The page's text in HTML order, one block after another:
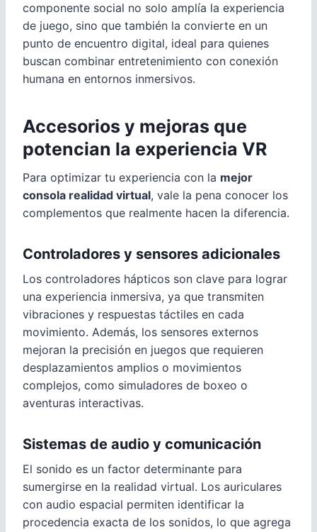
componente social no solo amplía la experiencia
de juego, sino que también la convierte en un
punto de encuentro digital, ideal para quienes
buscan combinar entretenimiento con conexión
humana en entornos inmersivos.
Accesorios y mejoras que
potencian la experiencia VR
Para optimizar tu experiencia con la mejor
consola realidad virtual, vale la pena conocer los
complementos que realmente hacen la diferencia.
Controladores y sensores adicionales
Los controladores hápticos son clave para lograr
una experiencia inmersiva, ya que transmiten
vibraciones y respuestas táctiles en cada
movimiento. Además, los sensores externos
mejoran la precisión en juegos que requieren
desplazamientos amplios o movimientos
complejos, como simuladores de boxeo o
aventuras interactivas.
Sistemas de audio y comunicación
El sonido es un factor determinante para
sumergirse en la realidad virtual. Los auriculares
con audio espacial permiten identificar la
procedencia exacta de los sonidos, lo que agrega